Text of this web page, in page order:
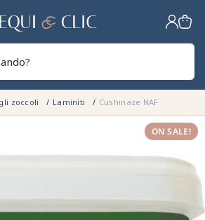
Casa
zoccoli Laminiti Cushinaze NAF
ON SALE!